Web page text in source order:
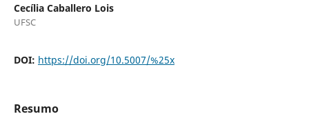
Cecília Caballero Lois
UFSC
DOI: https://doi.org/10.5007/%25x
Resumo